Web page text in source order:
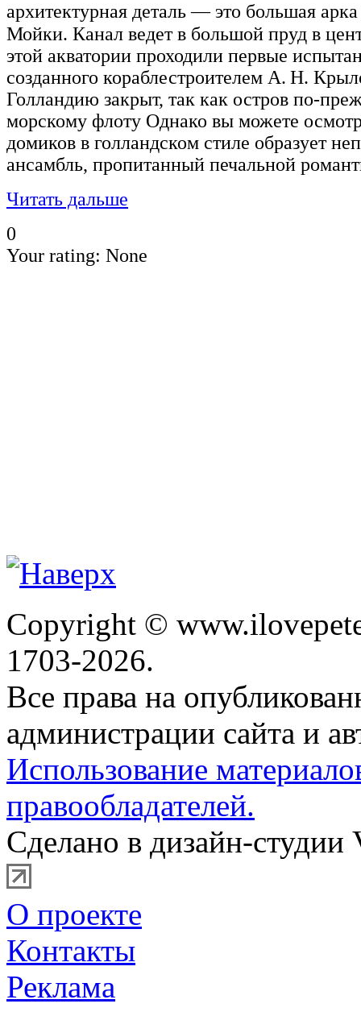
архитектурная деталь — это большая
Мойки. Канал ведет в большой пруд в
этой акватории проходили первые
созданного кораблестроителем А. Н.
Голландию закрыт, так как остров по-
морскому флоту Однако вы можете
домиков в голландском стиле образует
ансамбль, пропитанный печальной
Читать дальше
0
Your rating: None
Copyright ©
1703-2026.
Все права на
администрации сайта и
Использование
правообладателей.
Сделано в дизайн-студии
О проекте
Контакты
Реклама